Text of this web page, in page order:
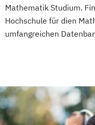
Mathematik Studium.
Hochschule für dien
umfangreichen